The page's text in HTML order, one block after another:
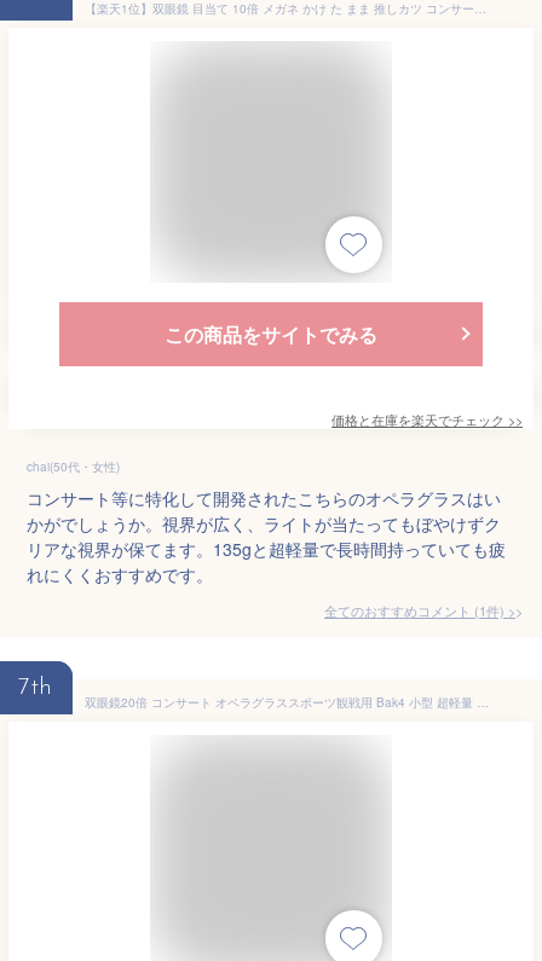
【楽天1位】双眼鏡 目当て 10倍 メガネ かけ た まま 推しカツ コンサート ライブ 軽量 コンパクト スポーツ バードウォッチング 舞台 ストラップ 倍率 ドーム 野鳥 公式 PYKES PEAK パイクスピーク
この商品をサイトでみる
価格と在庫を楽天でチェック >>
chai(50代・女性)
コンサート等に特化して開発されたこちらのオペラグラスはい
かがでしょうか。視界が広く、ライトが当たってもぼやけずク
リアな視界が保てます。135gと超軽量で長時間持っていても疲
れにくくおすすめです。
全てのおすすめコメント (1件) >
7th
双眼鏡20倍 コンサート オペラグラススポーツ観戦用 Bak4 小型 超軽量 望遠鏡 生活防水 ストラップ付き 舞台 スタジアム サッカー 野球 かわいい 東京ドーム 小型 高倍率 望遠鏡倍率調整可能 収納ケース付き アウトドア メガネ 専用 双眼鏡 高倍率 送料無料